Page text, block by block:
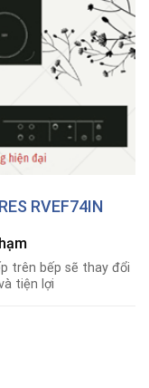
RVEF74IN
trên bếp sẽ thay đổi
tiện lợi